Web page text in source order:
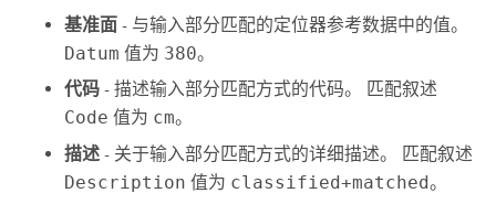
基准面 - 与输入部分匹配的定位器参考数据中的值。
Datum 值为 380。
代码 - 描述输入部分匹配方式的代码。 匹配叙述
Code 值为 cm。
描述 - 关于输入部分匹配方式的详细描述。 匹配叙述
Description 值为 classified+matched。